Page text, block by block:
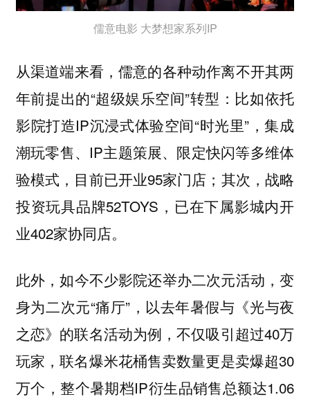
儒意电影 大梦想家系列IP
从渠道端来看，儒意的各种动作离不开其两
年前提出的“超级娱乐空间”转型：比如依托
影院打造IP沉浸式体验空间“时光里”，集成
潮玩零售、IP主题策展、限定快闪等多维体
验模式，目前已开业95家门店；其次，战略
投资玩具品牌52TOYS，已在下属影城内开
业402家协同店。
此外，如今不少影院还举办二次元活动，变
身为二次元“痛厅”，以去年暑假与《光与夜
之恋》的联名活动为例，不仅吸引超过40万
玩家，联名爆米花桶售卖数量更是卖爆超30
万个，整个暑期档IP衍生品销售总额达1.06